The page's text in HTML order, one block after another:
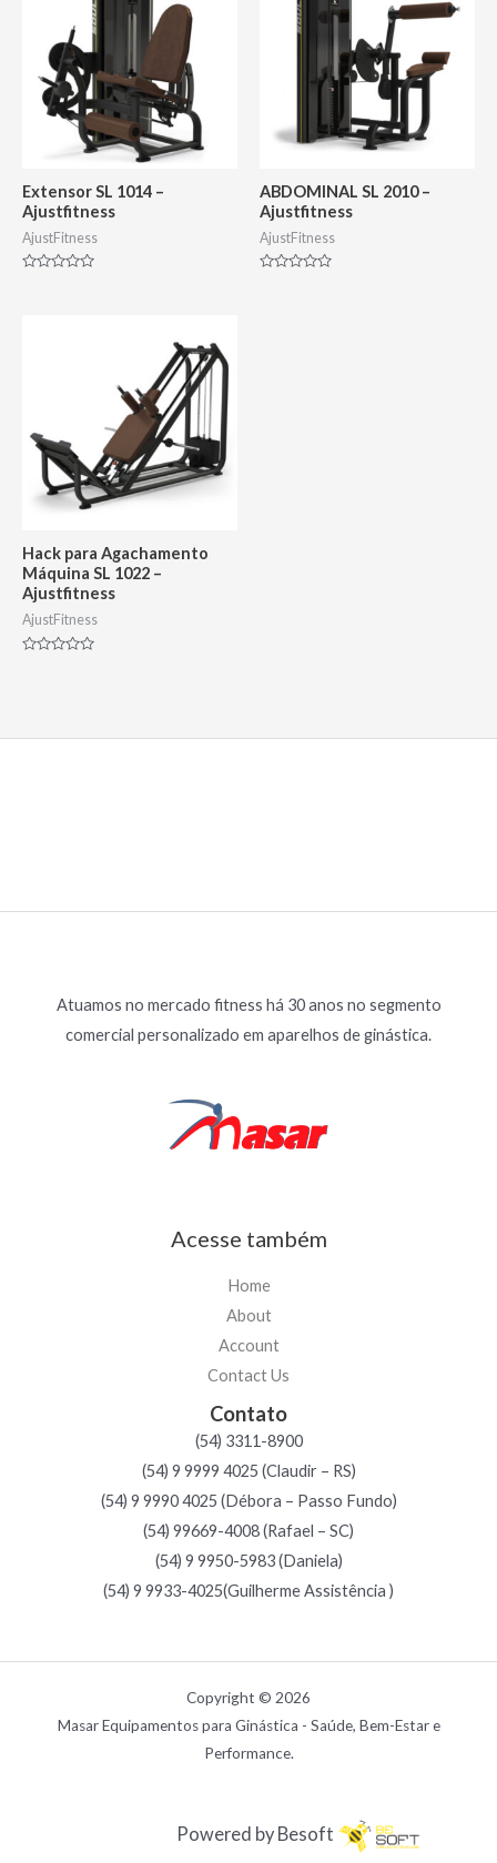
Extensor SL 1014 –
Ajustfitness
AjustFitness
ABDOMINAL SL 2010 –
Ajustfitness
AjustFitness
Hack para Agachamento
Máquina SL 1022 –
Ajustfitness
AjustFitness
Atuamos no mercado fitness há 30 anos no segmento
comercial personalizado em aparelhos de ginástica.
Acesse também
Home
About
Account
Contact Us
Contato
(54) 3311-8900
(54) 9 9999 4025 (Claudir – RS)
(54) 9 9990 4025 (Débora – Passo Fundo)
(54) 99669-4008 (Rafael – SC)
(54) 9 9950-5983 (Daniela)
(54) 9 9933-4025(Guilherme Assistência )
Copyright © 2026
Masar Equipamentos para Ginástica - Saúde, Bem-Estar e
Performance.
Powered by Besoft